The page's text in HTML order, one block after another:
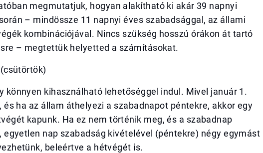
megmutatjuk, hogyan alakítható ki akár 39 napnyi
– mindössze 11 napnyi éves szabadsággal, az állami
kombinációjával. Nincs szükség hosszú órákon át tartó
– megtettük helyetted a számításokat.
könnyen kihasználható lehetőséggel indul. Mivel január 1.
és ha az állam áthelyezi a szabadnapot péntekre, akkor egy
kapunk. Ha ez nem történik meg, és a szabadnap
egyetlen nap szabadság kivételével (péntekre) négy egymást
beleértve a hétvégét is.